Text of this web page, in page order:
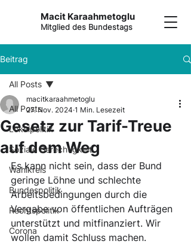
Macit Karaahmetoglu
Mitglied des Bundestags
Beitrag
All Posts
Lokalpolitik
Soziale Gerechtigkeit
Wahlkreis
Bundespolitik
Rechtspolitik
Corona
All Posts
Gesetz zur Tarif-Treue
auf dem Weg
macitkaraahmetoglu
27. Nov. 2024 1 Min. Lesezeit
Es kann nicht sein, dass der Bund
geringe Löhne und schlechte
Arbeitsbedingungen durch die
Vergabe von öffentlichen Aufträgen
unterstützt und mitfinanziert. Wir
wollen damit Schluss machen.